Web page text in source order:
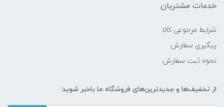
خدمات مشتریان
شرایط مرجوعی کالا
پیگیری سفارش
نحوه ثبت سفارش
از تخفیف‌ها و جدیدترین‌های فروشگاه ما باخبر شوید: